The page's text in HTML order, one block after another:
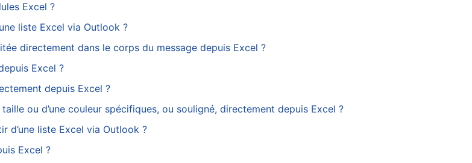
Excel ?
liste Excel via Outlook ?
directement dans le corps du message depuis Excel ?
Excel ?
depuis Excel ?
ou d’une couleur spécifiques, ou souligné, directement depuis Excel ?
d’une liste Excel via Outlook ?
Excel ?